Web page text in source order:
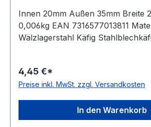
Innen 20mm Außen 35mm Breite
0,006kg EAN 7316577013811
Wälzlagerstahl Käfig
Wirkrichtung einseitig wirkend
4,45 €*
Preise inkl. MwSt. zzgl. Versandkosten
In den Warenkorb